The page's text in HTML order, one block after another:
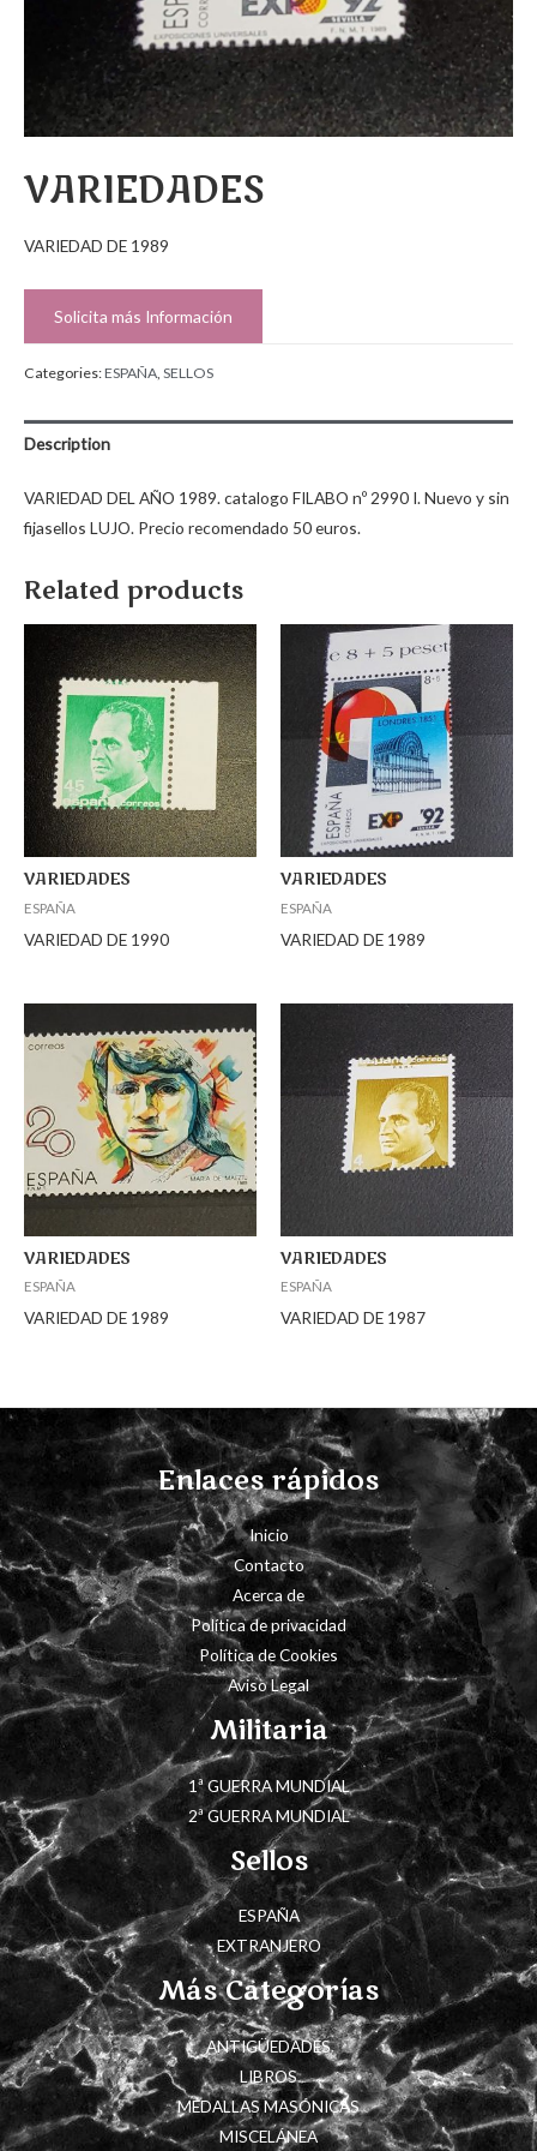
VARIEDADES
VARIEDAD DE 1989
Solicita más Información
Categories:ESPAÑA SELLOS
Description
VARIEDAD DEL AÑO 1989. catalogo FILABO nº 2990 I. Nuevo y sin
fijasellos LUJO. Precio recomendado 50 euros.
Related products
VARIEDADES
ESPAÑA
VARIEDAD DE 1990
VARIEDADES
ESPAÑA
VARIEDAD DE 1989
VARIEDADES
ESPAÑA
VARIEDAD DE 1989
VARIEDADES
ESPAÑA
VARIEDAD DE 1987
Enlaces rápidos
Inicio
Contacto
Acerca de
Política de privacidad
Política de Cookies
Aviso Legal
Militaria
1ª GUERRA MUNDIAL
2ª GUERRA MUNDIAL
Sellos
ESPAÑA
EXTRANJERO
Más Categorías
ANTIGÜEDADES
LIBROS
MEDALLAS MASÓNICAS
MISCELÁNEA